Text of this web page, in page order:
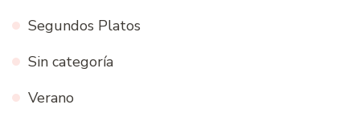
Segundos Platos
Sin categoría
Verano